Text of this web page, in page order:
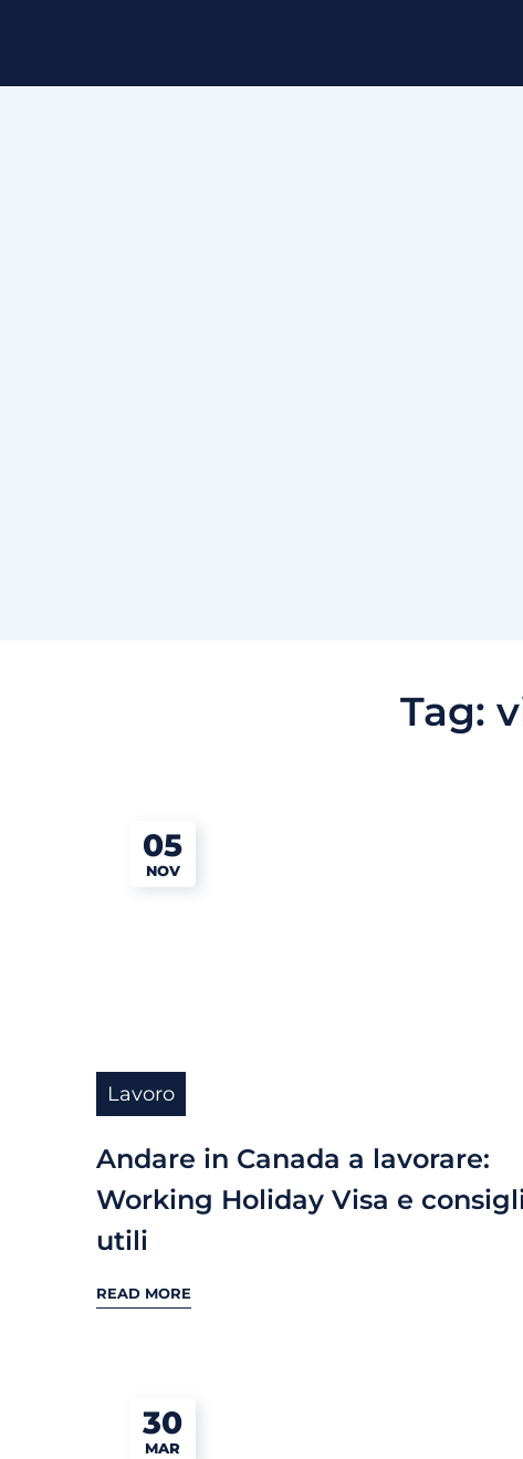
Tag:
05
NOV
Lavoro
Andare in Canada a lavorare:
Working Holiday Visa e
utili
READ MORE
30
MAR